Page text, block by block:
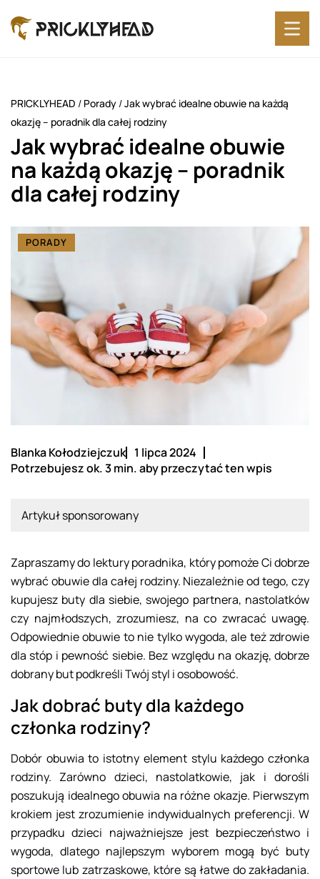
PRICKLYHEAD / Porady /Jak wybrać idealne obuwie na każdą
okazję – poradnik dla całej rodziny
Jak wybrać idealne obuwie
na każdą okazję – poradnik
dla całej rodziny
PORADY
Blanka Kołodziejczuk 1 lipca 2024
Potrzebujesz ok. 3 min. aby przeczytać ten wpis
Artykuł sponsorowany
Zapraszamy do lektury poradnika, który pomoże Ci dobrze
wybrać obuwie dla całej rodziny. Niezależnie od tego, czy
kupujesz buty dla siebie, swojego partnera, nastolatków
czy najmłodszych, zrozumiesz, na co zwracać uwagę.
Odpowiednie obuwie to nie tylko wygoda, ale też zdrowie
dla stóp i pewność siebie. Bez względu na okazję, dobrze
dobrany but podkreśli Twój styl i osobowość.
Jak dobrać buty dla każdego
członka rodziny?
Dobór obuwia to istotny element stylu każdego członka
rodziny. Zarówno dzieci, nastolatkowie, jak i dorośli
poszukują idealnego obuwia na różne okazje. Pierwszym
krokiem jest zrozumienie indywidualnych preferencji. W
przypadku dzieci najważniejsze jest bezpieczeństwo i
wygoda, dlatego najlepszym wyborem mogą być buty
sportowe lub zatrzaskowe, które są łatwe do zakładania.